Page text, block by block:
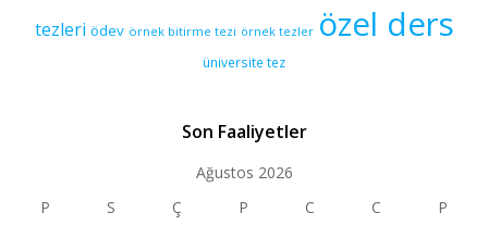
tezleri ödev örnek bitirme tezi örnek tezler özel ders
üniversite tez
Son Faaliyetler
Ağustos 2026
P
S Ç P C C
P